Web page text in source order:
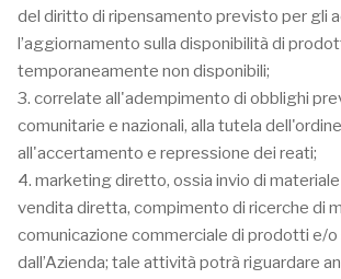
del diritto di ripensamento previsto per gli
l’aggiornamento sulla disponibilità di
temporaneamente non disponibili;
3. correlate all'adempimento di obblighi
comunitarie e nazionali, alla tutela
all'accertamento e repressione dei reati;
4. marketing diretto, ossia invio di
vendita diretta, compimento di ricerche di
comunicazione commerciale di prodotti e/
dall’Azienda; tale attività potrà riguardare